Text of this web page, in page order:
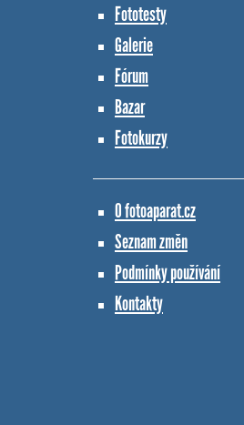
Fototesty
Galerie
Fórum
Bazar
Fotokurzy
O fotoaparat.cz
Seznam změn
Podmínky používání
Kontakty